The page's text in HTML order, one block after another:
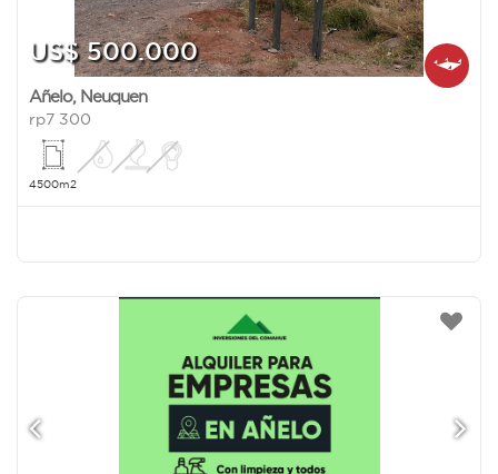
US$ 500.000
Añelo, Neuquen
rp7 300
4500m2